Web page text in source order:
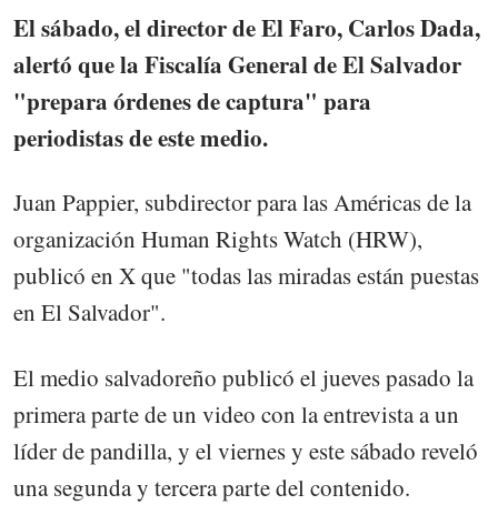
El sábado, el director de El Faro, Carlos Dada,
alertó que la Fiscalía General de El Salvador
"prepara órdenes de captura" para
periodistas de este medio.
Juan Pappier, subdirector para las Américas de la
organización Human Rights Watch (HRW),
publicó en X que "todas las miradas están puestas
en El Salvador".
El medio salvadoreño publicó el jueves pasado la
primera parte de un video con la entrevista a un
líder de pandilla, y el viernes y este sábado reveló
una segunda y tercera parte del contenido.